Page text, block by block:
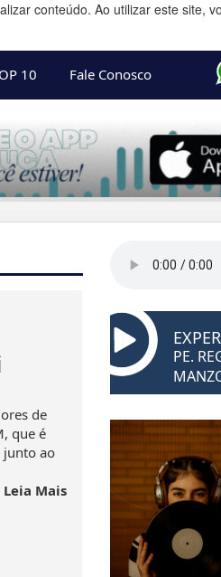
conteúdo. Ao utilizar este site,
10 Fale Conosco
de
que é
junto ao
Leia Mais
PE.